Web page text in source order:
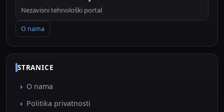
Nezavisni tehnološki portal
O nama
STRANICE
O nama
Politika privatnosti